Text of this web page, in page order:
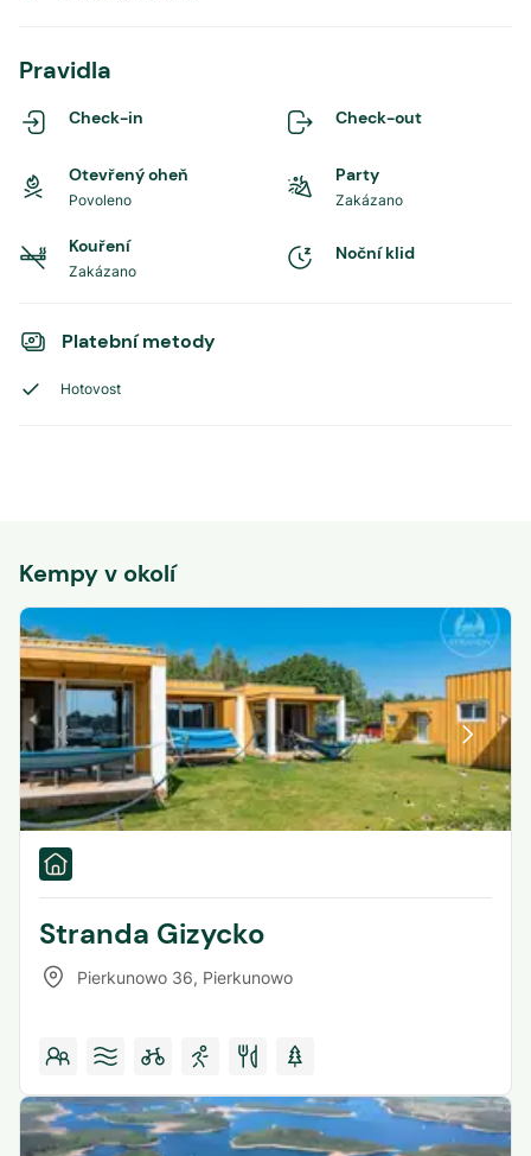
Pravidla
Check-in Check-out
Otevřený oheň
Povoleno
Party
Zakázano
Kouření
Zakázano
Noční klid
Platební metody
Hotovost
Kempy v okolí
Stranda Gizycko
Pierkunowo 36, Pierkunowo